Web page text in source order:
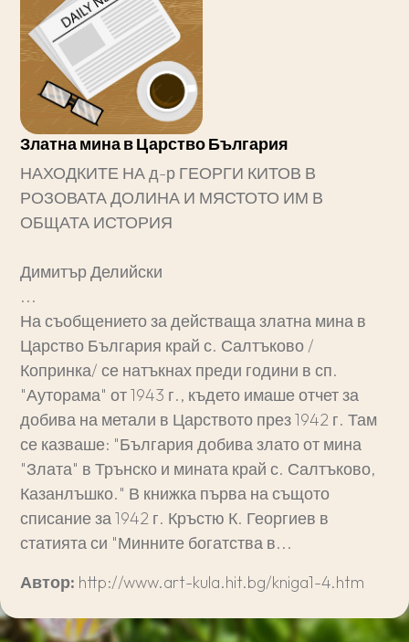
Златна мина в Царство България
НАХОДКИТЕ НА д-р ГЕОРГИ КИТОВ В
РОЗОВАТА ДОЛИНА И МЯСТОТО ИМ В
ОБЩАТА ИСТОРИЯ
Димитър Делийски
...
На съобщението за действаща златна мина в
Царство България край с. Салтъково /
Копринка/ се натъкнах преди години в сп.
"Ауторама" от 1943 г., където имаше отчет за
добива на метали в Царството през 1942 г. Там
се казваше: "България добива злато от мина
"Злата" в Трънско и мината край с. Салтъково,
Казанлъшко." В книжка първа на същото
списание за 1942 г. Кръстю К. Георгиев в
статията си "Минните богатства в...
Автор: http://www.art-kula.hit.bg/kniga1-4.htm